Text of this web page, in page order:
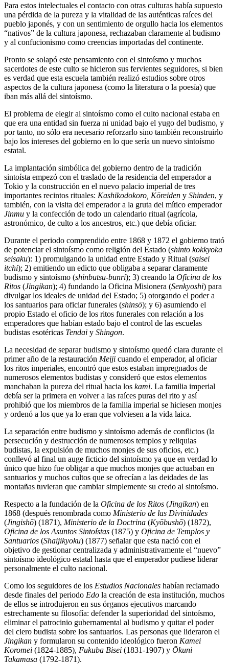
Para estos intelectuales el contacto con otras culturas había supuesto
una pérdida de la pureza y la vitalidad de las auténticas raíces del
pueblo japonés, y con un sentimiento de orgullo hacia los elementos
“nativos” de la cultura japonesa, rechazaban claramente al budismo
y al confucionismo como creencias importadas del continente.
Pronto se solapó este pensamiento con el sintoísmo y muchos
sacerdotes de este culto se hicieron sus fervientes seguidores, si bien
es verdad que esta escuela también realizó estudios sobre otros
aspectos de la cultura japonesa (como la literatura o la poesía) que
iban más allá del sintoísmo.
El problema de elegir al sintoísmo como el culto nacional estaba en
que era una entidad sin fuerza ni unidad bajo el yugo del budismo, y
por tanto, no sólo era necesario reforzarlo sino también reconstruirlo
bajo los intereses del gobierno en lo que sería un nuevo sintoísmo
estatal.
La implantación simbólica del gobierno dentro de la tradición
sintoísta empezó con el traslado de la residencia del emperador a
Tokio y la construcción en el nuevo palacio imperial de tres
importantes recintos rituales: Kashikodokoro, Kōreiden y Shinden, y
también, con la visita del emperador a la gruta del mítico emperador
Jinmu y la confección de todo un calendario ritual (agrícola,
astronómico, de culto a los ancestros, etc.) que debía oficiar.
Durante el periodo comprendido entre 1868 y 1872 el gobierno trató
de potenciar el sintoísmo como religión del Estado (shinto kokkyoka
seisaku): 1) promulgando la unidad entre Estado y Ritual (saisei
itchi); 2) emitiendo un edicto que obligaba a separar claramente
budismo y sintoísmo (shinbutsu-bunri); 3) creando la Oficina de los
Ritos (Jingikan); 4) fundando la Oficina Misionera (Senkyoshi) para
divulgar los ideales de unidad del Estado; 5) otorgando el poder a
los santuarios para oficiar funerales (shinsō); y 6) asumiendo el
propio Estado el oficio de los ritos funerales con relación a los
emperadores que habían estado bajo el control de las escuelas
budistas esotéricas Tendai y Shingon.
La necesidad de separar budismo y sintoísmo quedó clara durante el
primer año de la restauración Meiji cuando el emperador, al oficiar
los ritos imperiales, encontró que estos estaban impregnados de
numerosos elementos budistas y consideró que estos elementos
manchaban la pureza del ritual hacia los kami. La familia imperial
debía ser la primera en volver a las raíces puras del rito y así
prohibió que los miembros de la familia imperial se hiciesen monjes
y ordenó a los que ya lo eran que volviesen a la vida laica.
La separación entre budismo y sintoísmo además de conflictos (la
persecución y destrucción de numerosos templos y reliquias
budistas, la expulsión de muchos monjes de sus oficios, etc.)
conllevó al final un auge ficticio del sintoísmo ya que en verdad lo
único que hizo fue obligar a que muchos monjes que actuaban en
santuarios y muchos cultos que se ofrecían a las deidades de las
montañas tuvieran que cambiar simplemente su credo al sintoísmo.
Respecto a la fundación de la Oficina de los Ritos (Jingikan) en
1868 (después renombrada como Ministerio de las Divinidades
(Jingishō) (1871), Ministerio de la Doctrina (Kyōbushō) (1872),
Oficina de los Asuntos Sintoístas (1875) y Oficina de Templos y
Santuarios (Shaijikyoku) (1877) señalar que esta nació con el
objetivo de gestionar centralizada y administrativamente el “nuevo”
sintoísmo ideológico estatal hasta que el emperador pudiese liderar
personalmente el culto nacional.
Como los seguidores de los Estudios Nacionales habían reclamado
desde finales del periodo Edo la creación de esta institución, muchos
de ellos se introdujeron en sus órganos ejecutivos marcando
estrechamente su filosofía: defender la superioridad del sintoísmo,
eliminar el patrocinio gubernamental al budismo y quitar el poder
del clero budista sobre los santuarios. Las personas que lideraron el
Jingikan y formularon su contenido ideológico fueron Kamei
Koromei (1824-1885), Fukuba Bisei (1831-1907) y Ōkuni
Takamasa (1792-1871).